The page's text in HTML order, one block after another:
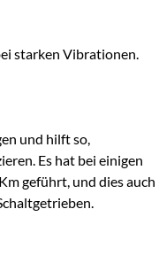
starken Vibrationen.
und hilft so,
Es hat bei einigen
geführt, und dies auch